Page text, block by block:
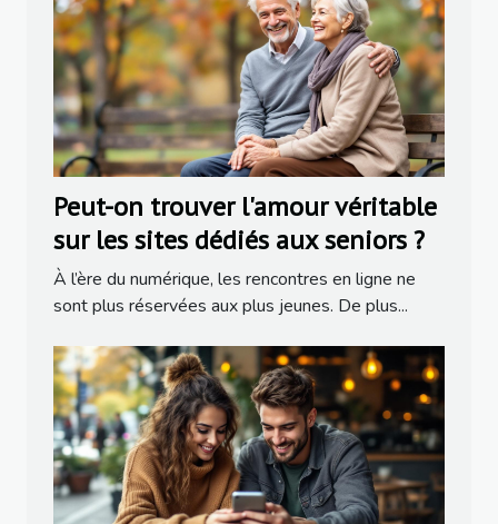
Peut-on trouver l'amour véritable
sur les sites dédiés aux seniors ?
À l’ère du numérique, les rencontres en ligne ne
sont plus réservées aux plus jeunes. De plus...